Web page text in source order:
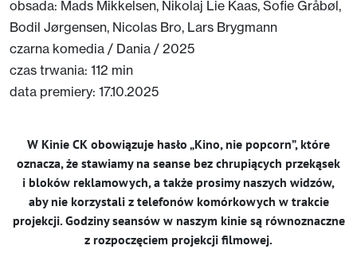
obsada: Mads Mikkelsen, Nikolaj Lie Kaas, Sofie Gråbøl,
Bodil Jørgensen, Nicolas Bro, Lars Brygmann
czarna komedia / Dania / 2025
czas trwania: 112 min
data premiery: 17.10.2025
W Kinie CK obowiązuje hasło „Kino, nie popcorn”, które
oznacza, że stawiamy na seanse bez chrupiących przekąsek
i bloków reklamowych, a także prosimy naszych widzów,
aby nie korzystali z telefonów komórkowych w trakcie
projekcji. Godziny seansów w naszym kinie są równoznaczne
z rozpoczęciem projekcji filmowej.